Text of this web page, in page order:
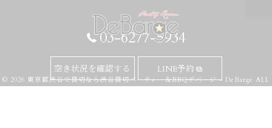
03-6277-5934
空き状況を確認する LINE予約
© 2026 東京都渋谷で貸切なら渋谷貸切パーティー＆BBQデバージ - DeBarge ALL